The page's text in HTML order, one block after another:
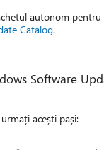
autonom pentru
Catalog.
Software
acești pași: